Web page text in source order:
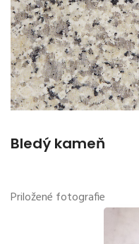
Bledý kameň
Priložené fotografie